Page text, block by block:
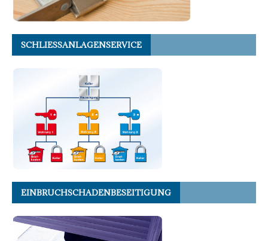
SCHLIESSANLAGENSERVICE
EINBRUCHSCHADENBESEITIGUNG